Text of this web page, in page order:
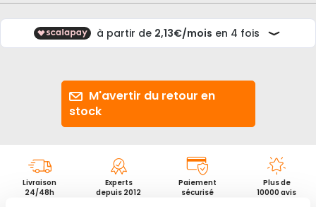
d’images
M'avertir du retour en
stock
Livraison
24/48h
Experts
depuis 2012
Paiement
sécurisé
Plus de
10000 avis